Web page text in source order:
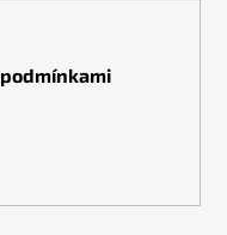
podmínkami